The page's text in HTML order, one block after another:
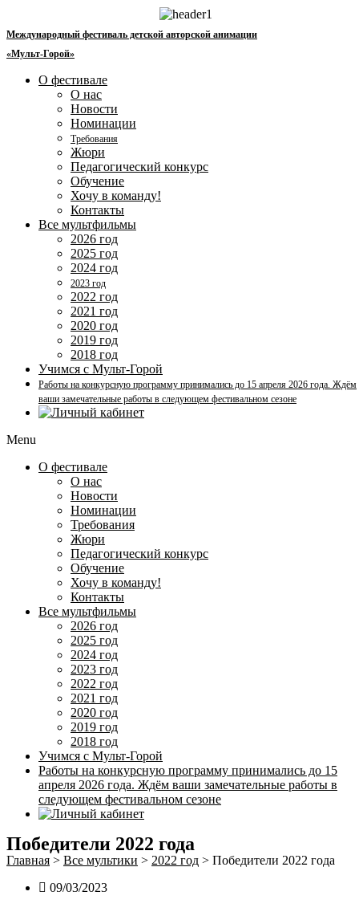
содержимому
Международный фестиваль детской авторской анимации
«Мульт-Горой»
О фестивале
О нас
Новости
Номинации
Требования
Жюри
Педагогический конкурс
Обучение
Хочу в команду!
Контакты
Все мультфильмы
2026 год
2025 год
2024 год
2023 год
2022 год
2021 год
2020 год
2019 год
2018 год
Учимся с Мульт-Горой
Работы на конкурсную программу принимались до 15 апреля 2026 года. Ждём
ваши замечательные работы в следующем фестивальном сезоне
Menu
О фестивале
О нас
Новости
Номинации
Требования
Жюри
Педагогический конкурс
Обучение
Хочу в команду!
Контакты
Все мультфильмы
2026 год
2025 год
2024 год
2023 год
2022 год
2021 год
2020 год
2019 год
2018 год
Учимся с Мульт-Горой
Работы на конкурсную программу принимались до 15
апреля 2026 года. Ждём ваши замечательные работы в
следующем фестивальном сезоне
Победители 2022 года
Главная > Все мультики > 2022 год > Победители 2022 года
09/03/2023